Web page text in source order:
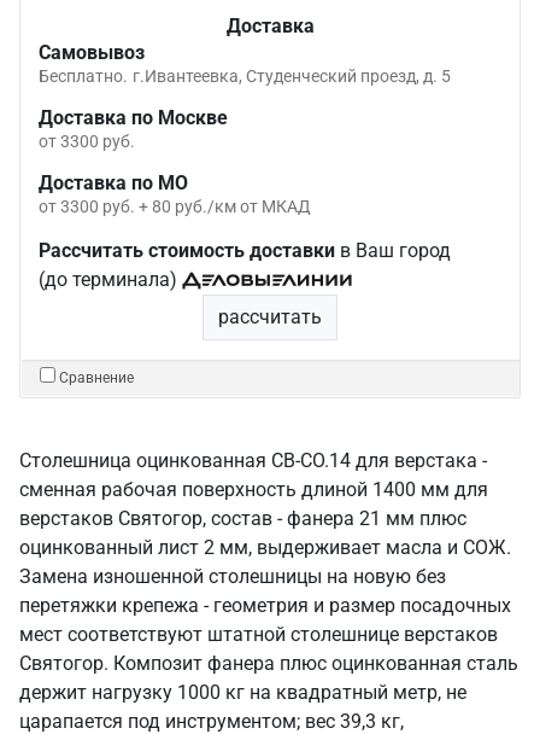
Доставка
Самовывоз
Бесплатно. г.Ивантеевка, Студенческий проезд, д. 5
Доставка по Москве
от 3300 руб.
Доставка по МО
от 3300 руб. + 80 руб./км от МКАД
Рассчитать стоимость доставки в Ваш город
(до терминала)
рассчитать
Сравнение
Столешница оцинкованная СВ-СО.14 для верстака -
сменная рабочая поверхность длиной 1400 мм для
верстаков Святогор, состав - фанера 21 мм плюс
оцинкованный лист 2 мм, выдерживает масла и СОЖ.
Замена изношенной столешницы на новую без
перетяжки крепежа - геометрия и размер посадочных
мест соответствуют штатной столешнице верстаков
Святогор. Композит фанера плюс оцинкованная сталь
держит нагрузку 1000 кг на квадратный метр, не
царапается под инструментом; вес 39,3 кг,